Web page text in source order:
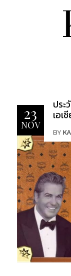
23
NOV
ปร
เอเ
BY